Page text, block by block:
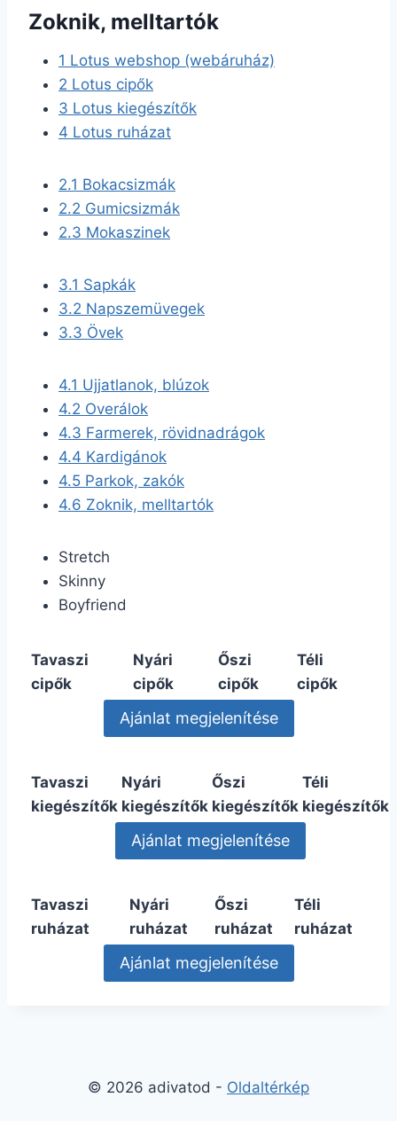
Zoknik, melltartók
1 Lotus webshop (webáruház)
2 Lotus cipők
3 Lotus kiegészítők
4 Lotus ruházat
2.1 Bokacsizmák
2.2 Gumicsizmák
2.3 Mokaszinek
3.1 Sapkák
3.2 Napszemüvegek
3.3 Övek
4.1 Ujjatlanok, blúzok
4.2 Overálok
4.3 Farmerek, rövidnadrágok
4.4 Kardigánok
4.5 Parkok, zakók
4.6 Zoknik, melltartók
Stretch
Skinny
Boyfriend
Tavaszi
cipők
Nyári
cipők
Őszi
cipők
Téli
cipők
Tavaszi
kiegészítők
Nyári
kiegészítők
Őszi
kiegészítők
Téli
kiegészítők
Tavaszi
ruházat
Nyári
ruházat
Őszi
ruházat
Téli
ruházat
© 2026 adivatod - Oldaltérkép